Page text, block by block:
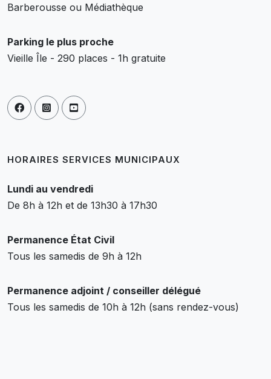
Barberousse ou Médiathèque
Parking le plus proche
Vieille Île - 290 places - 1h gratuite
HORAIRES SERVICES MUNICIPAUX
Lundi au vendredi
De 8h à 12h et de 13h30 à 17h30
Permanence État Civil
Tous les samedis de 9h à 12h
Permanence adjoint / conseiller délégué
Tous les samedis de 10h à 12h (sans rendez-vous)